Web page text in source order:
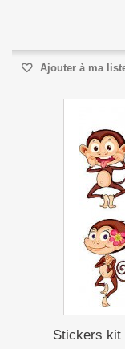
Ajouter à ma
Stickers kit